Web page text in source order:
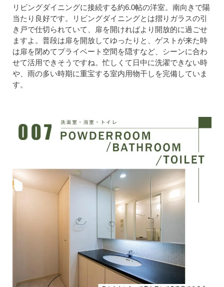
リビングダイニングに接続する約6.0帖の洋室。南向きで陽
当たり良好です。リビングダイニングとは摺りガラスの引
き戸で仕切られていて、扉を開ければより開放的に過ごせ
ますよ。普段は扉を開放してゆったりと、ゲストが来た時
は扉を閉めてプライベート空間を隠すなど、シーンに合わ
せて活用できそうですね。忙しくて日中に洗濯できない時
や、雨の多い時期に重宝する室内用物干しを完備していま
す。